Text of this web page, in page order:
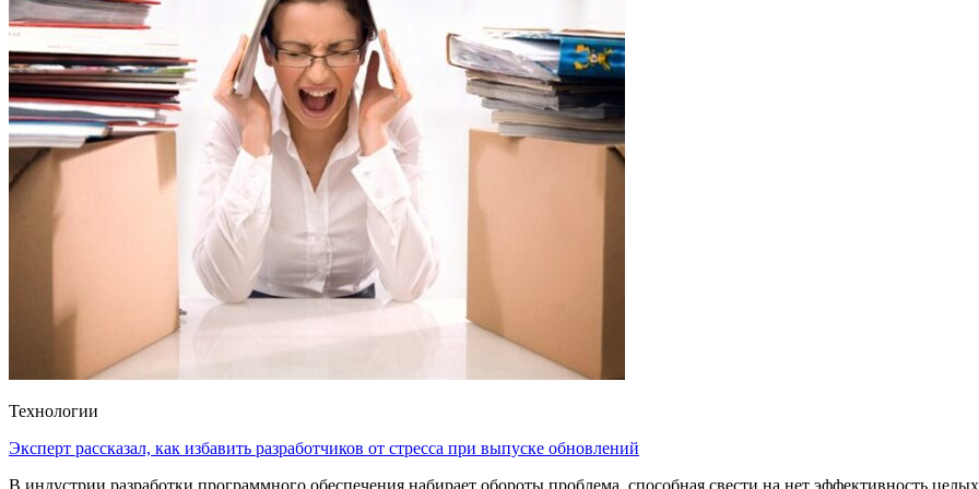
Технологии
Эксперт рассказал, как избавить разработчиков от стресса при выпуске обновлений